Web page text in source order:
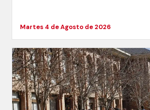
Martes 4 de Agosto de 2026